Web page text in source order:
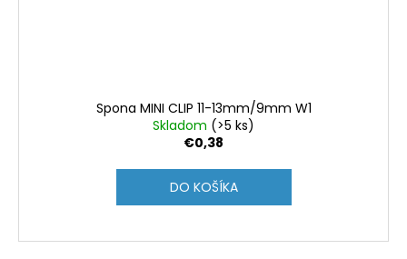
Spona MINI CLIP 11-13mm/9mm W1
Skladom (>5 ks)
€0,38
DO KOŠÍKA